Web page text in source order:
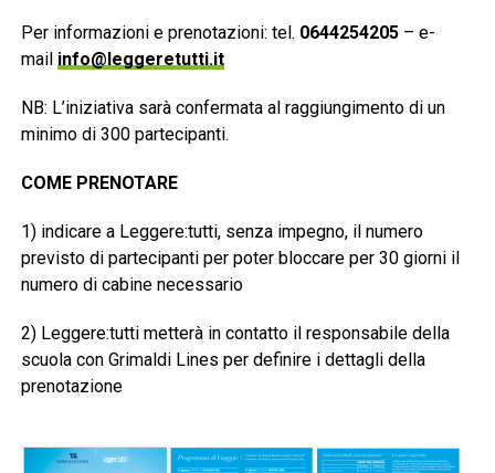
Per informazioni e prenotazioni: tel. 0644254205– e-
mail info@leggeretutti.it
NB: L’iniziativa sarà confermata al raggiungimento di un
minimo di 300 partecipanti.
COME PRENOTARE
1) indicare a Leggere:tutti, senza impegno, il numero
previsto di partecipanti per poter bloccare per 30 giorni il
numero di cabine necessario
2) Leggere:tutti metterà in contatto il responsabile della
scuola con Grimaldi Lines per definire i dettagli della
prenotazione